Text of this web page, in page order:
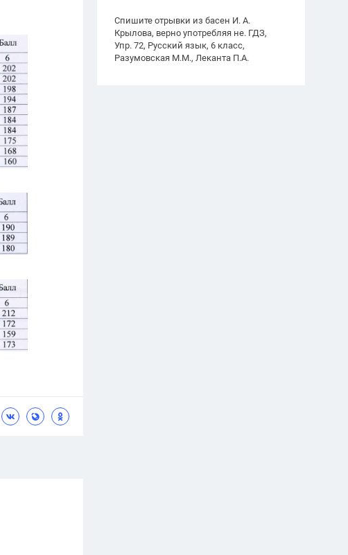
Спишите отрывки из басен И. А.
Крылова, верно употребляя не. ГДЗ,
Упр. 72, Русский язык, 6 класс,
Разумовская М.М., Леканта П.А.